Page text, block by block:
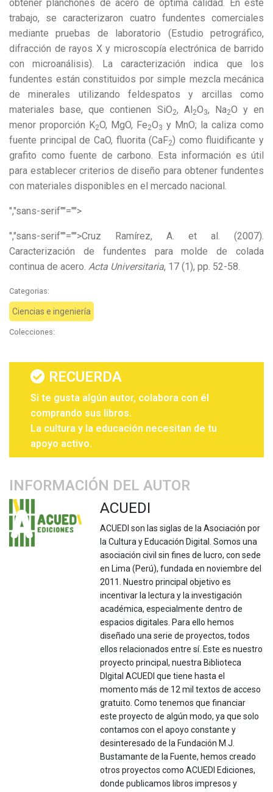
obtener planchones de acero de óptima calidad. En este
trabajo, se caracterizaron cuatro fundentes comerciales
mediante pruebas de laboratorio (Estudio petrográfico,
difracción de rayos X y microscopía electrónica de barrido
con microanálisis). La caracterización indica que los
fundentes están constituidos por simple mezcla mecánica
de minerales utilizando feldespatos y arcillas como
materiales base, que contienen SiO2, Al 2O3, Na2O y en
menor proporción K2O, MgO, Fe2O3 y MnO; la caliza como
fuente principal de CaO, fluorita (CaF2) como fluidificante y
grafito como fuente de carbono. Esta información es útil
para establecer criterios de diseño para obtener fundentes
con materiales disponibles en el mercado nacional.
","sans-serif""="">
","sans-serif""="">Cruz Ramírez, A. et al. (2007).
Caracterización de fundentes para molde de colada
continua de acero. Acta Universitaria, 17 (1), pp. 52-58.
Categorias:
Ciencias e ingeniería
Colecciones:
RECUERDA
Si te gusta algún autor, colabora con él
comprando sus libros.
La cultura y la educación necesitan de tu
apoyo activo.
INFORMACIÓN DEL AUTOR
ACUEDI
ACUEDI son las siglas de la Asociación por
la Cultura y Educación Digital. Somos una
asociación civil sin fines de lucro, con sede
en Lima (Perú), fundada en noviembre del
2011. Nuestro principal objetivo es
incentivar la lectura y la investigación
académica, especialmente dentro de
espacios digitales. Para ello hemos
diseñado una serie de proyectos, todos
ellos relacionados entre sí. Este es nuestro
proyecto principal, nuestra Biblioteca
DIgital ACUEDI que tiene hasta el
momento más de 12 mil textos de acceso
gratuito. Como tenemos que financiar
este proyecto de algún modo, ya que solo
contamos con el apoyo constante y
desinteresado de la Fundación M.J.
Bustamante de la Fuente, hemos creado
otros proyectos como ACUEDI Ediciones,
donde publicamos libros impresos y